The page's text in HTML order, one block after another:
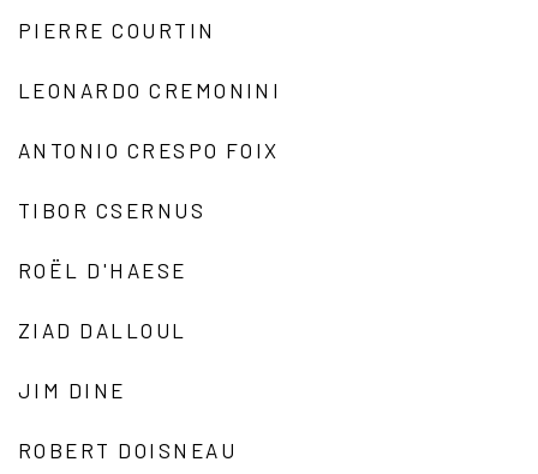
PIERRE COURTIN
LEONARDO CREMONINI
ANTONIO CRESPO FOIX
TIBOR CSERNUS
ROËL D'HAESE
ZIAD DALLOUL
JIM DINE
ROBERT DOISNEAU